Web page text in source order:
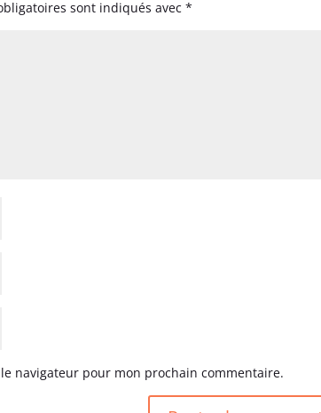
sont indiqués avec*
navigateur pour mon prochain commentaire.